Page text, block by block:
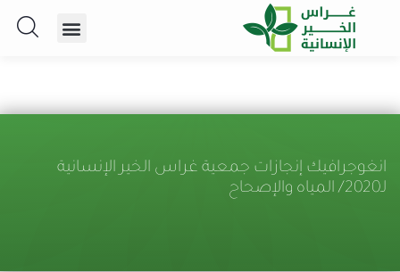
انغوجرافيك إنجازات جمعية غراس الخير الإنسانية
لـ2020/ المياه والإصحاح